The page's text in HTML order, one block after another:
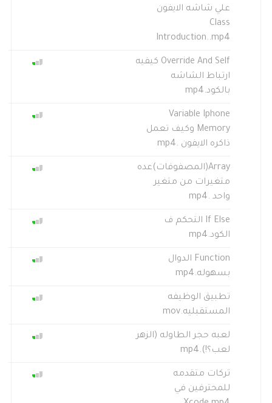
علي شاشه الايفون
Class
Introduction..mp4
Override And Self كيفيه
ارتباط الشاشه
بالكود.mp4
Variable Iphone
Memory وكيف تعمل
ذاكره الايفون .mp4
Array(المصفوفات)عده
متغيرات من متغير
واحد .mp4
If Else التحكم ف
الكود.mp4
Function الدوال
بسهوله.mp4
تطبيق الوظيفه
المستقبليه.mov
لعبه حجر الطاوله (الزهر
لعب؟!).mp4
تركات متقدمه
للمحترفين في